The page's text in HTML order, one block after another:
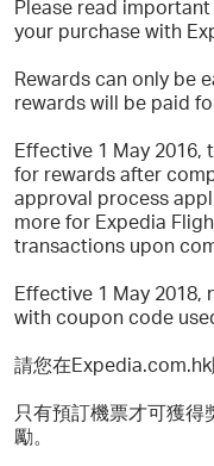
Please read
your purchase with
Rewards can only be
rewards will be paid
Effective 1 May
for rewards after
approval process
more for Expedia
transactions upon
Effective 1 May 2018,
with coupon code
請您在Expedia.com.hk
只有預訂機票才可獲
勵。